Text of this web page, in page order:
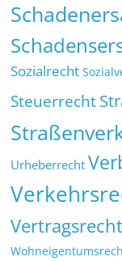
Sozialrecht
Steuerrecht
Urheberrecht
Vertragsrecht